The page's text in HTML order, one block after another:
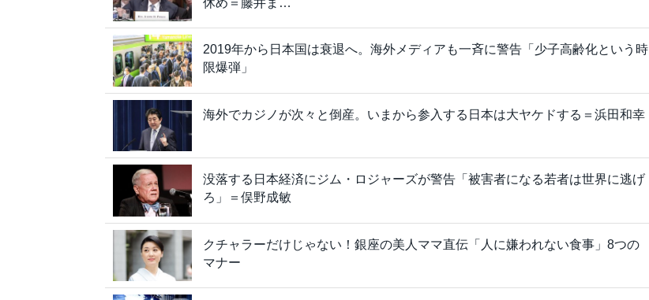
休め＝藤井ま…
2019年から日本国は衰退へ。海外メディアも一斉に警告「少子高齢化という時
限爆弾」
海外でカジノが次々と倒産。いまから参入する日本は大ヤケドする＝浜田和幸
没落する日本経済にジム・ロジャーズが警告「被害者になる若者は世界に逃げ
ろ」＝俣野成敏
クチャラーだけじゃない！銀座の美人ママ直伝「人に嫌われない食事」8つの
マナー